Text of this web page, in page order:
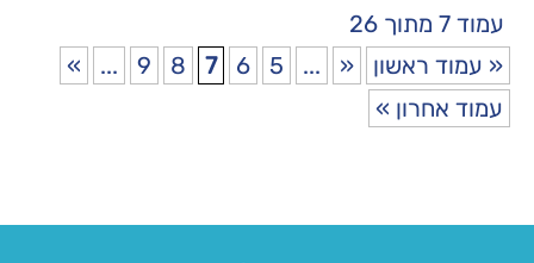
עמוד 7 מתוך 26
« עמוד ראשון
«
...
5
6
7
8
9
...
»
עמוד אחרון »